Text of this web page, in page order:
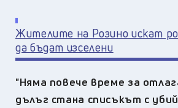
Жителите на Розино искат
да бъдат изселени
"Няма повече време за
дълъг стана списъкът с